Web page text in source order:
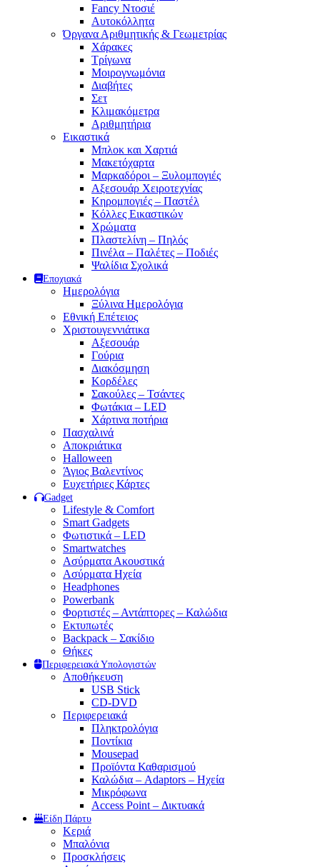
Fancy Ντοσιέ
Αυτοκόλλητα
Όργανα Αριθμητικής & Γεωμετρίας
Χάρακες
Τρίγωνα
Mοιρογνωμόνια
Διαβήτες
Σετ
Κλιμακόμετρα
Αριθμητήρια
Εικαστικά
Μπλοκ και Χαρτιά
Μακετόχαρτα
Μαρκαδόροι – Ξυλομπογιές
Αξεσουάρ Χειροτεχνίας
Κηρομπογιές – Παστέλ
Κόλλες Εικαστικών
Χρώματα
Πλαστελίνη – Πηλός
Πινέλα – Παλέτες – Ποδιές
Ψαλίδια Σχολικά
Εποχιακά
Ημερολόγια
Ξύλινα Ημερολόγια
Εθνική Επέτειος
Χριστουγεννιάτικα
Αξεσουάρ
Γούρια
Διακόσμηση
Κορδέλες
Σακούλες – Τσάντες
Φωτάκια – LED
Χάρτινα ποτήρια
Πασχαλινά
Αποκριάτικα
Halloween
Άγιος Βαλεντίνος
Ευχετήριες Κάρτες
Gadget
Lifestyle & Comfort
Smart Gadgets
Φωτιστικά – LED
Smartwatches
Ασύρματα Ακουστικά
Ασύρματα Ηχεία
Headphones
Powerbank
Φορτιστές – Αντάπτορες – Καλώδια
Εκτυπωτές
Backpack – Σακίδιο
Θήκες
Περιφερειακά Υπολογιστών
Αποθήκευση
USB Stick
CD-DVD
Περιφερειακά
Πληκτρολόγια
Ποντίκια
Mousepad
Προϊόντα Καθαρισμού
Καλώδια – Adaptors – Ηχεία
Μικρόφωνα
Access Point – Δικτυακά
Είδη Πάρτυ
Κεριά
Μπαλόνια
Προσκλήσεις